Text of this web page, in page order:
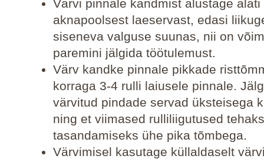
Värvi pinnale kandmist alustage alati
aknapoolsest laeservast, edasi
siseneva valguse suunas, nii on
paremini jälgida töötulemust.
Värv kandke pinnale pikkade
korraga 3-4 rulli laiusele pinnale.
värvitud pindade servad üksteisega
ning et viimased rulliliigutused
tasandamiseks ühe pika tõmbega.
Värvimisel kasutage küllaldaselt